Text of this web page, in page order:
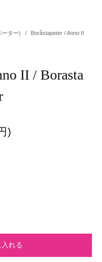
ーター) / Boråstapeter / Anno II
II / Borasta
)
れる